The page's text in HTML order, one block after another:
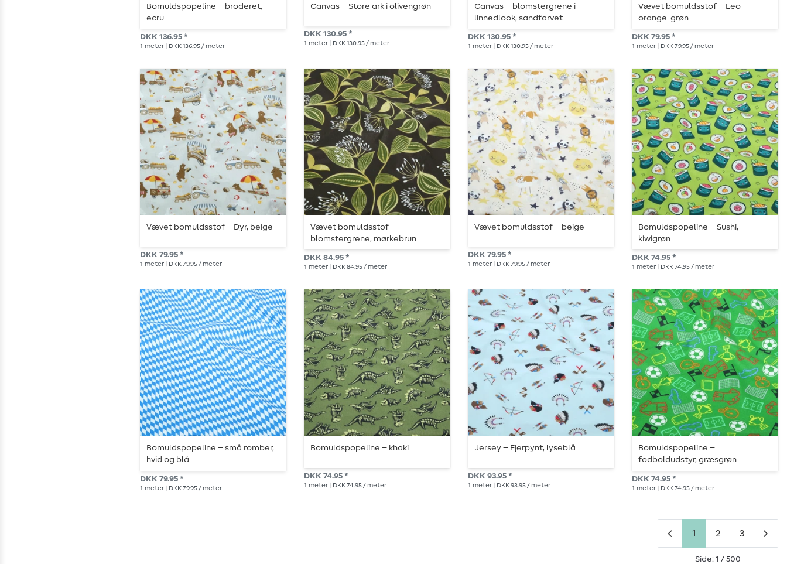
Bomuldspopeline – broderet,
ecru
DKK 136.95 *
1 meter | DKK 136.95 / meter
Canvas – Store ark i olivengrøn
DKK 130.95 *
1 meter | DKK 130.95 / meter
Canvas – blomstergrene i
linnedlook, sandfarvet
DKK 130.95 *
1 meter | DKK 130.95 / meter
Vævet bomuldsstof – Leo
orange-grøn
DKK 79.95 *
1 meter | DKK 79.95 / meter
Vævet bomuldsstof – Dyr, beige
DKK 79.95 *
1 meter | DKK 79.95 / meter
Vævet bomuldsstof –
blomstergrene, mørkebrun
DKK 84.95 *
1 meter | DKK 84.95 / meter
Vævet bomuldsstof – beige
DKK 79.95 *
1 meter | DKK 79.95 / meter
Bomuldspopeline – Sushi,
kiwigrøn
DKK 74.95 *
1 meter | DKK 74.95 / meter
Bomuldspopeline – små romber,
hvid og blå
DKK 79.95 *
1 meter | DKK 79.95 / meter
Bomuldspopeline – khaki
DKK 74.95 *
1 meter | DKK 74.95 / meter
Jersey – Fjerpynt, lyseblå
DKK 93.95 *
1 meter | DKK 93.95 / meter
Bomuldspopeline –
fodboldudstyr, græsgrøn
DKK 74.95 *
1 meter | DKK 74.95 / meter
1 2 3
Side: 1 / 500